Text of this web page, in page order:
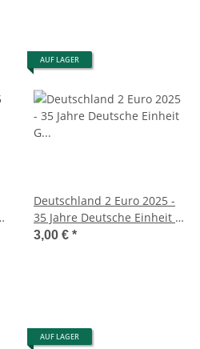
AUF LAGER
Deutschland 2 Euro 2025 -
35 Jahre Deutsche Einheit G
unc.*
3,00 € *
AUF LAGER